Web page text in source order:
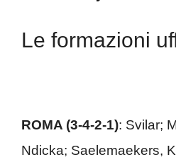
Le formazioni
ROMA (3-4-2-1): Svilar;
Ndicka; Saelemaekers,